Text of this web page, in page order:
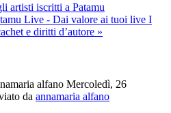
artisti iscritti a Patamu
Live - Dai valore ai tuoi live I
e diritti d’autore »
Mercoledì, 26
da annamaria alfano